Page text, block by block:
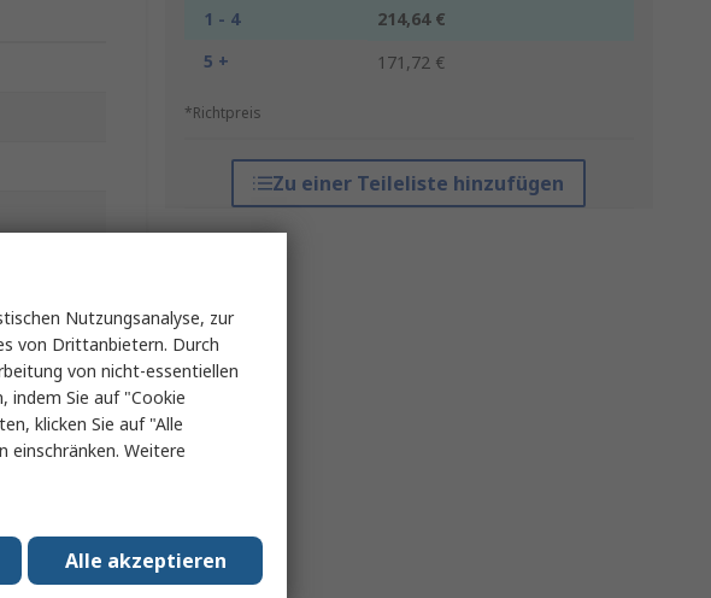
1 - 4
214,64 €
5 +
171,72 €
*Richtpreis
Zu einer Teileliste hinzufügen
Nutzungsanalyse, zur
von Drittanbietern. Durch
von nicht-essentiellen
indem Sie auf "Cookie
klicken Sie auf "Alle
einschränken. Weitere
Alle akzeptieren